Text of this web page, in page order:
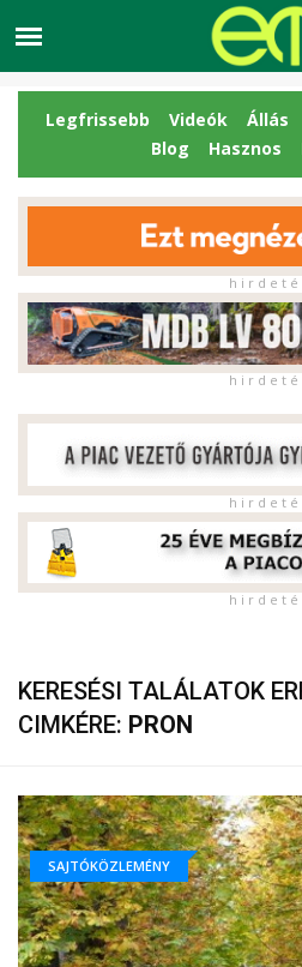
Legfrissebb Videók Állás
Blog
Hasznos
h i r d e t é
h i r d e t é
h i r d e t é
h i r d e t é
KERESÉSI TALÁLATOK
CIMKÉRE: PRON
SAJTÓKÖZLEMÉNY